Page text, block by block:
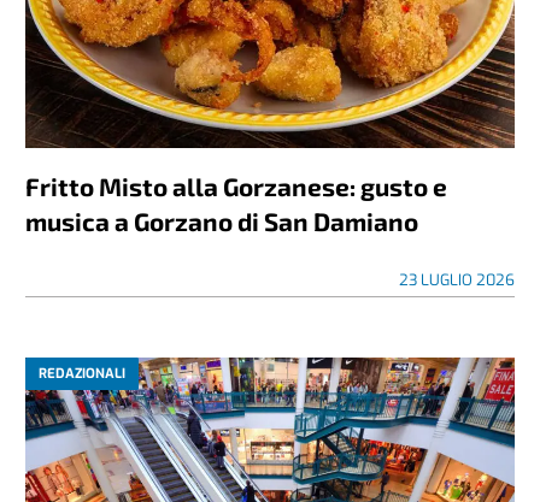
Fritto Misto alla Gorzanese: gusto e
musica a Gorzano di San Damiano
23 LUGLIO 2026
REDAZIONALI